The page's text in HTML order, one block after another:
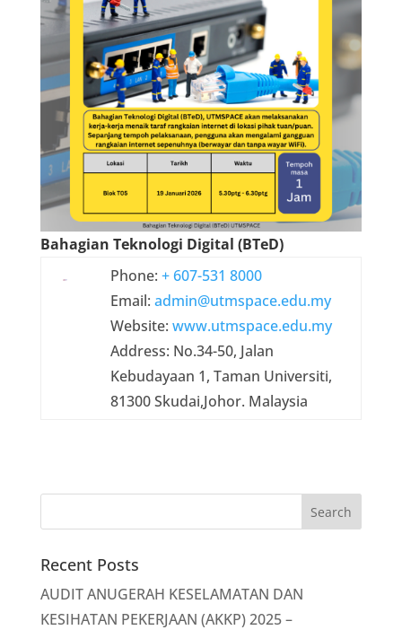
Bahagian Teknologi Digital (BTeD)
Phone: + 607-531 8000
Email: admin@utmspace.edu.my
Website: www.utmspace.edu.my
Address: No.34-50, Jalan
Kebudayaan 1, Taman Universiti,
81300 Skudai,Johor. Malaysia
Recent Posts
AUDIT ANUGERAH KESELAMATAN DAN
KESIHATAN PEKERJAAN (AKKP) 2025 –